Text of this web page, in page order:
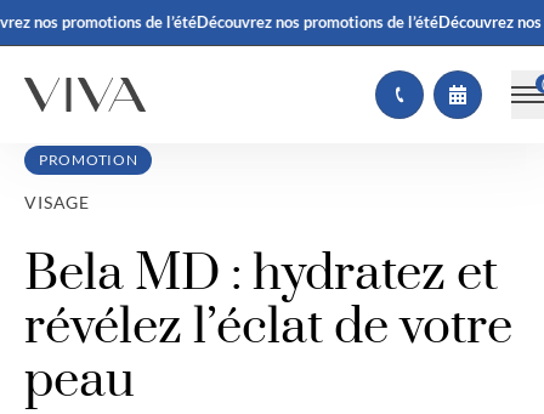
nos promotions de l’étéDécouvrez nos promotions de l’étéDécouvrez nos
(
PROMOTION
VISAGE
Bela MD : hydratez et
révélez l’éclat de votre
peau